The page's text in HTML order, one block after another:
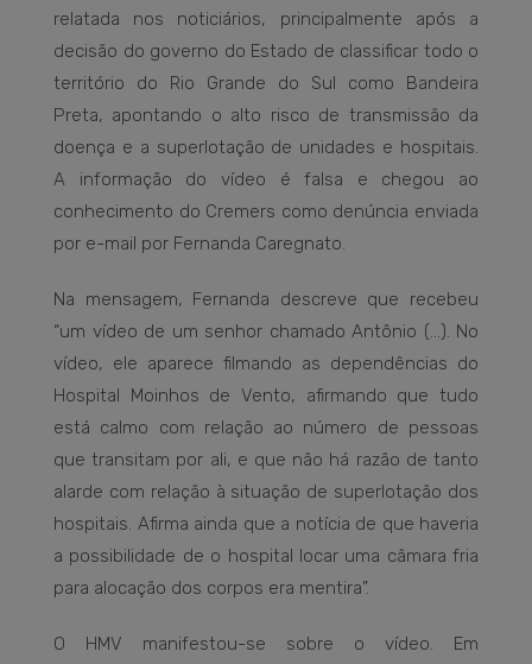
relatada nos noticiários, principalmente após a
decisão do governo do Estado de classificar todo o
território do Rio Grande do Sul como Bandeira
Preta, apontando o alto risco de transmissão da
doença e a superlotação de unidades e hospitais.
A informação do vídeo é falsa e chegou ao
conhecimento do Cremers como denúncia enviada
por e-mail por Fernanda Caregnato.
Na mensagem, Fernanda descreve que recebeu
“um vídeo de um senhor chamado Antônio (…). No
vídeo, ele aparece filmando as dependências do
Hospital Moinhos de Vento, afirmando que tudo
está calmo com relação ao número de pessoas
que transitam por ali, e que não há razão de tanto
alarde com relação à situação de superlotação dos
hospitais. Afirma ainda que a notícia de que haveria
a possibilidade de o hospital locar uma câmara fria
para alocação dos corpos era mentira”.
O HMV manifestou-se sobre o vídeo. Em